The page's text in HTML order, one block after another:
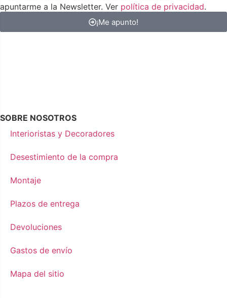
apuntarme a la Newsletter. Ver política de privacidad.
¡Me apunto!
SOBRE NOSOTROS
Interioristas y Decoradores
Desestimiento de la compra
Montaje
Plazos de entrega
Devoluciones
Gastos de envío
Mapa del sitio